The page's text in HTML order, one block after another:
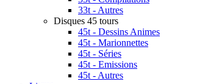
33t - Autres
Disques 45 tours
45t - Dessins Animes
45t - Marionnettes
45t - Séries
45t - Emissions
45t - Autres